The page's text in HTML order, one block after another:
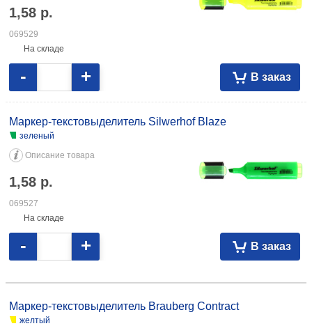
1,58 р.
069529
На складе
В заказ
- +
Маркер-текстовыделитель Silwerhof Blaze
зеленый
Описание товара
1,58 р.
069527
На складе
В заказ
- +
зеленый 3,46 103259
Маркер-текстовыделитель Brauberg Contract
желтый